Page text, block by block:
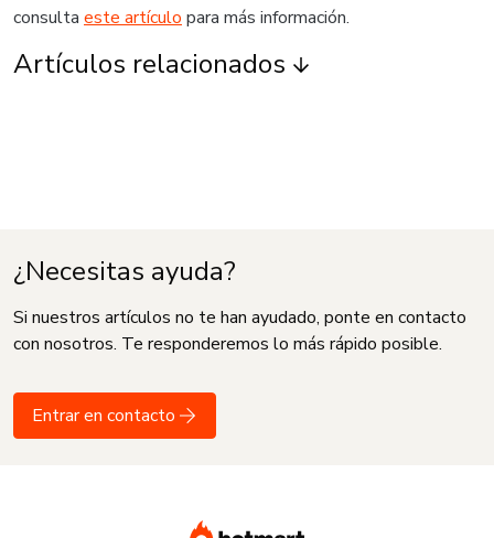
consulta este artículo para más información.
Artículos relacionados
¿Necesitas ayuda?
Si nuestros artículos no te han ayudado, ponte en contacto
con nosotros. Te responderemos lo más rápido posible.
Entrar en contacto